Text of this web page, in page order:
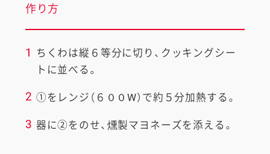
作り方
1
ちくわは縦６等分に切り、クッキングシー
トに並べる。
2 ①をレンジ（６００W）で約５分加熱する。
3 器に②をのせ、燻製マヨネーズを添える。